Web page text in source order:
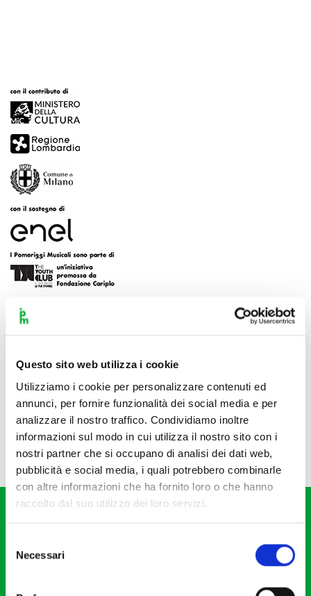
Questo sito web utilizza i cookie
Utilizziamo i cookie per personalizzare contenuti ed
annunci, per fornire funzionalità dei social media e per
analizzare il nostro traffico. Condividiamo inoltre
informazioni sul modo in cui utilizza il nostro sito con i
nostri partner che si occupano di analisi dei dati web,
pubblicità e social media, i quali potrebbero combinarle
con altre informazioni che ha fornito loro o che hanno
raccolto dal suo utilizzo dei loro servizi.
delNecessari